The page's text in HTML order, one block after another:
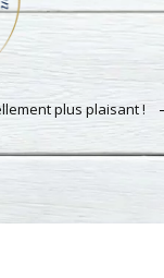
plus plaisant !